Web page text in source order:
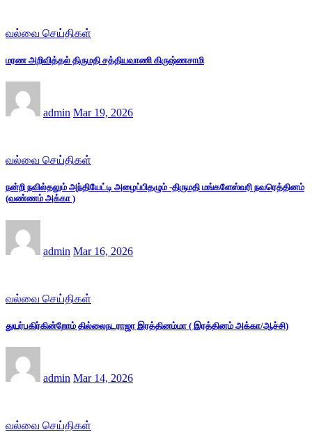
வல்வை செய்திகள்
மரண அறிவித்தல் திருமதி சத்தியவாணி கிருஷ்ணசாமி
admin Mar 19, 2026
வல்வை செய்திகள்
நன்றி நவில்தலும் அந்தியேட்டி அழைப்பிதழும் -திருமதி மங்களேஸ்வரி நவரெத்தினம்
(வண்ணம் அக்கா )
admin Mar 16, 2026
வல்வை செய்திகள்
துயர்பகிர்கின்றோம் தில்லைநடராஜா இரத்தினம்மா ( இரத்தினம் அக்கா/ஆச்சி)
admin Mar 14, 2026
வல்வை செய்திகள்